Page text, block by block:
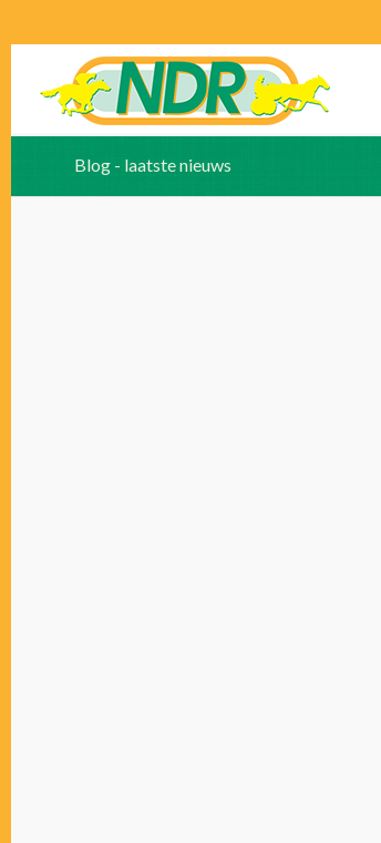
Blog - laatste nieuws